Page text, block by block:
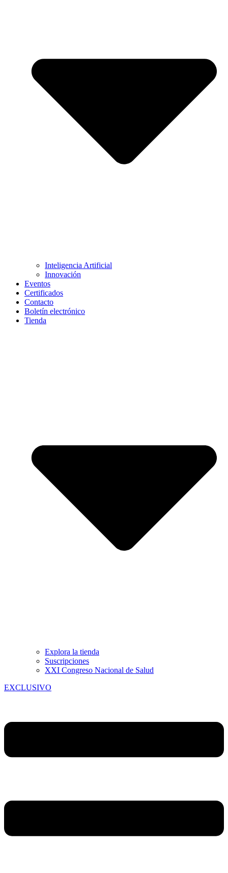
Inteligencia Artificial
Innovación
Eventos
Certificados
Contacto
Boletín electrónico
Tienda
Explora la tienda
Suscripciones
XXI Congreso Nacional de Salud
EXCLUSIVO